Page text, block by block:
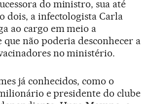
do ministro, sua até
dois, a infectologista Carla
ao cargo em meio a
que não poderia desconhecer a
no ministério.
já conhecidos, como o
e presidente do clube